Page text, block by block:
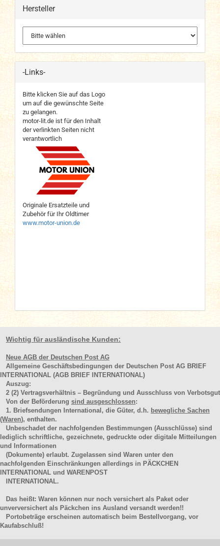
Hersteller
-Links-
Bitte klicken Sie auf das Logo
um auf die gewünschte Seite
zu gelangen.
motor-lit.de ist für den Inhalt
der verlinkten Seiten nicht
verantwortlich
Originale Ersatzteile und
Zubehör für Ihr Oldtimer
www.motor-union.de
Wichtig für ausländische Kunden:
Neue AGB der Deutschen Post AG
Allgemeine Geschäftsbedingungen der Deutschen Post AG BRIEF
INTERNATIONAL (AGB BRIEF INTERNATIONAL)
Auszug:
2 (2) Vertragsverhältnis – Begründung und Ausschluss von Verbotsgut
Von der Beförderung sind ausgeschlossen:
1. Briefsendungen International, die Güter, d.h. bewegliche Sachen
(Waren), enthalten.
Unbeschadet der nachfolgenden Bestimmungen (Ausschlüsse) sind
lediglich schriftliche, gezeichnete, gedruckte oder digitale Mitteilungen
und Informationen
(Dokumente) erlaubt. Zugelassen sind Waren unter den
nachfolgenden Einschränkungen allerdings in PÄCKCHEN
INTERNATIONAL und WARENPOST
INTERNATIONAL.
Das heißt: Waren können nur noch versichert als Paket oder
unverversichert als Päckchen ins Ausland versandt werden!!
Portobeträge erscheinen automatisch beim Bestellvorgang, vor
Kaufabschluß!